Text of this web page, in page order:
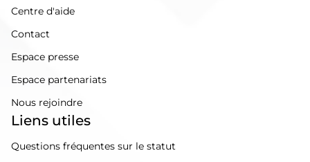
Centre d'aide
Contact
Espace presse
Espace partenariats
Nous rejoindre
Liens utiles
Questions fréquentes sur le statut